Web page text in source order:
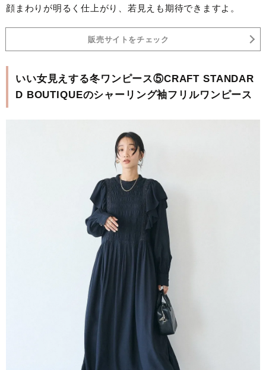
顔まわりが明るく仕上がり、若見えも期待できますよ。
販売サイトをチェック
いい女見えする冬ワンピース⑤CRAFT STANDAR
D BOUTIQUEのシャーリング袖フリルワンピース